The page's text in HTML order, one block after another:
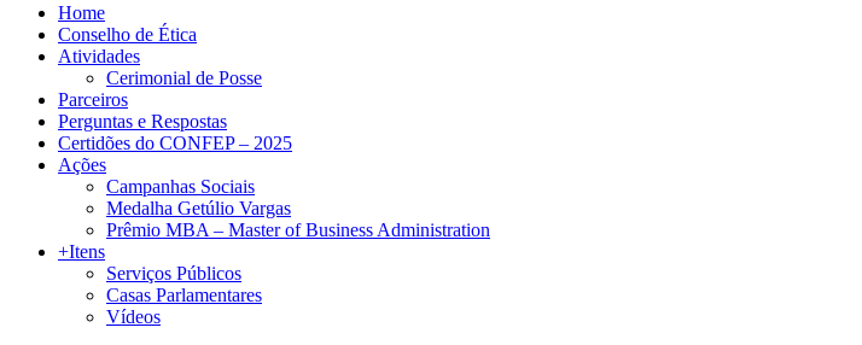
Home
Conselho de Ética
Atividades
Cerimonial de Posse
Parceiros
Perguntas e Respostas
Certidões do CONFEP – 2025
Ações
Campanhas Sociais
Medalha Getúlio Vargas
Prêmio MBA – Master of Business Administration
+Itens
Serviços Públicos
Casas Parlamentares
Vídeos